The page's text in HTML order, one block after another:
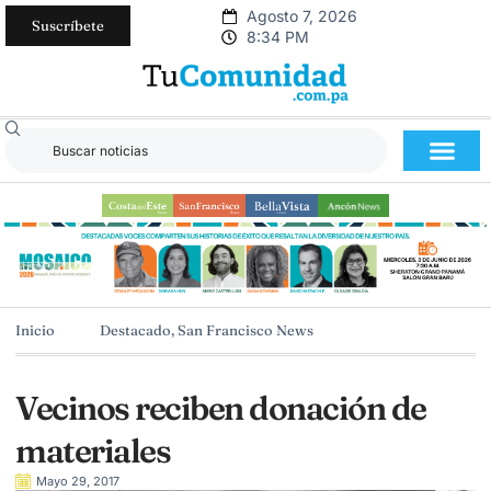
Suscríbete
Agosto 7, 2026
8:34 PM
Inicio Destacado,San Francisco News
Vecinos reciben donación de
materiales
Mayo 29, 2017